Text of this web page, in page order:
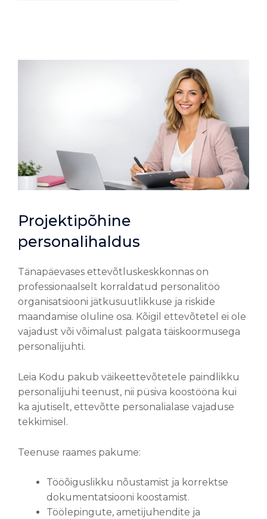
Projektipõhine
personalihaldus
Tänapäevases ettevõtluskeskkonnas on
professionaalselt korraldatud personalitöö
organisatsiooni jätkusuutlikkuse ja riskide
maandamise oluline osa. Kõigil ettevõtetel ei ole
vajadust või võimalust palgata täiskoormusega
personalijuhti.
Leia Kodu pakub väikeettevõtetele paindlikku
personalijuhi teenust, nii püsiva koostööna kui
ka ajutiselt, ettevõtte personalialase vajaduse
tekkimisel.
Teenuse raames pakume:
Tööõiguslikku nõustamist ja korrektse
dokumentatsiooni koostamist.
Töölepingute, ametijuhendite ja